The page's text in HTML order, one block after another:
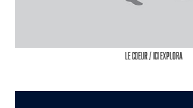
Le Coeur / ICI Explora